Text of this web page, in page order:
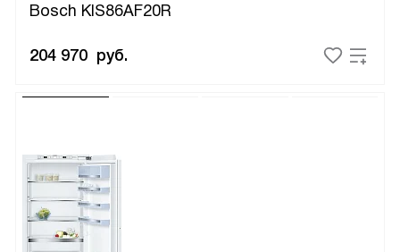
Bosch KIS86AF20R
204 970 руб.